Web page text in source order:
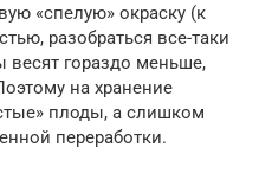
«спелую» окраску (к
разобраться все-таки
гораздо меньше,
на хранение
плоды, а слишком
переработки.